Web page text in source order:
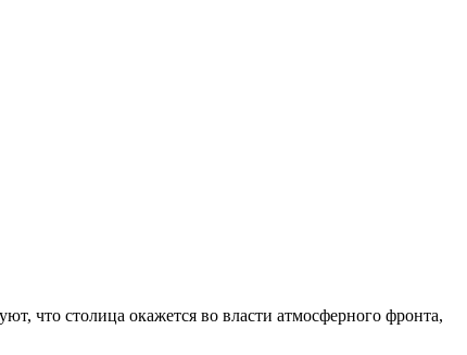
что столица окажется во власти атмосферного фронта,